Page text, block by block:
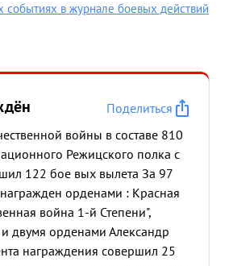
событиях в журнале боевых действий
Поделиться
войны в составе 810
Режицского полка с
122 бое вых вылета За 97
орденами : Красная
война 1-й Степени",
двумя орденами Александр
награждения совершил 25